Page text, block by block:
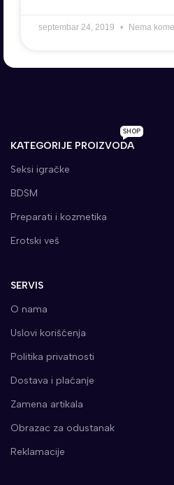
septembar 24, 2019 Nema
KATEGORIJE PROIZVODA
SHOP
Seksi igračke
BDSM
Preparati i kozmetika
Erotski veš
SERVIS
O nama
Uslovi korišćenja
Politika privatnosti
Dostava i plaćanje
Zamena artikala
Obrazac za odustanak
Reklamacije